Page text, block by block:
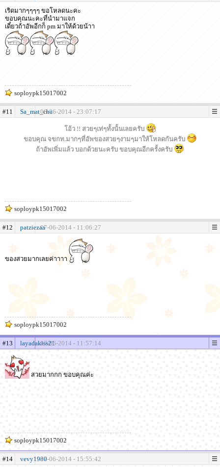
เริดมากๆๆๆๆ ขอโหลดนะคะ
ขอบคุณนะคะที่นำมาแจก
เดี๋ยวถ้าอัพอีกก็ pm มาให้ด้วยน้าา
soploypk15017002
#11 Sa_mat_cha06-06-2014 - 23:07:17
โอ้ว !! สวยๆเท่ๆทั้งนั้นเลยครับ
ขอบคุณ จขกท.มากๆที่อัพของสวยๆงามๆมาให้โหลดกันครับ
ถ้าอัพเพิ่มแล้ว บอกด้วยนะครับ ขอบคุณอีกครั้งครับ
soploypk15017002
#12 patziezaa07-06-2014 - 11:06:27
ของสวยมากเลยค่าาาา
soploypk15017002
#13 layadakiss2107-06-2014 - 11:57:14
สวยมากกก ขอบคุณค่ะ
soploypk15017002
#14 vevy198007-06-2014 - 15:55:42